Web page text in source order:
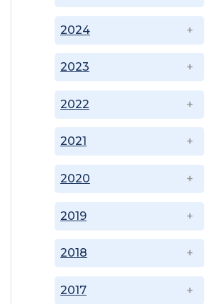
2017
2018
2019
2020
2021
2022
2023
2024